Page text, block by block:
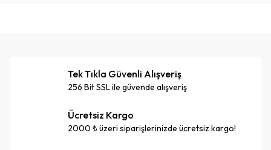
Tek Tıkla Güvenli Alışveriş
256 Bit SSL ile güvende alışveriş
Ücretsiz Kargo
2000 ₺ üzeri siparişlerinizde ücretsiz kargo!